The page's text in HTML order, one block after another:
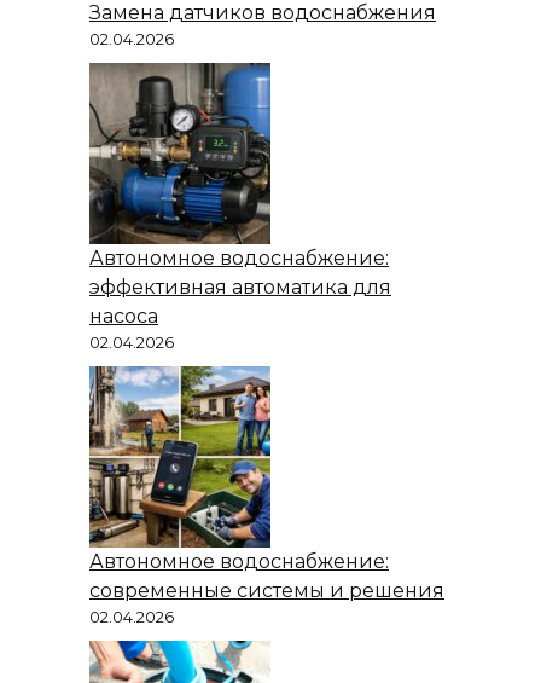
Замена датчиков водоснабжения
02.04.2026
Автономное водоснабжение:
эффективная автоматика для
насоса
02.04.2026
Автономное водоснабжение:
современные системы и решения
02.04.2026